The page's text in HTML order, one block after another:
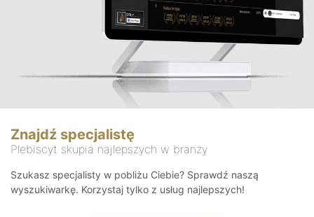
Znajdź specjalistę
Plebiscyt skupia najlepszych w branży
Szukasz specjalisty w pobliżu Ciebie? Sprawdź naszą
wyszukiwarkę. Korzystaj tylko z usług najlepszych!